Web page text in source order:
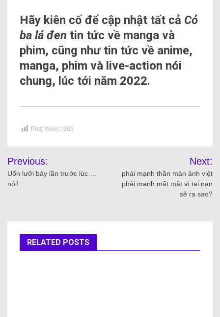
Hãy kiên cố để cập nhật tất cả Cỏ
ba lá đen tin tức về manga và
phim, cũng như tin tức về anime,
manga, phim và live-action nói
chung, lúc tới năm 2022.
Post Views: 685
Previous:
Uốn lưỡi bảy lần trước lúc …
nói!
Next:
phái mạnh thần màn ảnh việt
phái mạnh mất mặt vì tai nạn
sẽ ra sao?
RELATED POSTS